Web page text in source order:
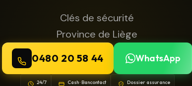
Clés de sécurité
Province de Liège
0480 20 58 44 WhatsApp
24/7 Cash · Bancontact Dossier assurance